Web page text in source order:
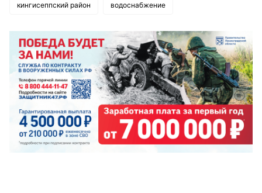
кингисеппский район водоснабжение